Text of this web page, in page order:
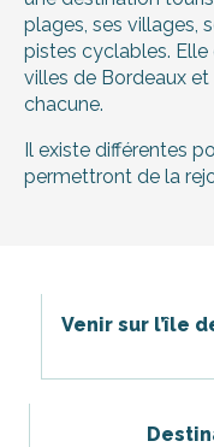
plages, ses villages,
pistes cyclables.
villes de Bordeaux
chacune.
Il existe différentes
permettront de la
Venir sur l’île